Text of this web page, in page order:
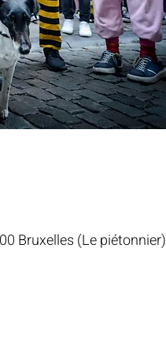
Bruxelles (Le piétonnier)